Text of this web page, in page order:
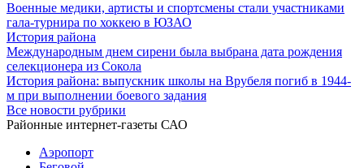
Военные медики, артисты и спортсмены стали участниками
гала-турнира по хоккею в ЮЗАО
История района
Международным днем сирени была выбрана дата рождения
селекционера из Сокола
История района: выпускник школы на Врубеля погиб в 1944-
м при выполнении боевого задания
Все новости рубрики
Районные интернет-газеты САО
Аэропорт